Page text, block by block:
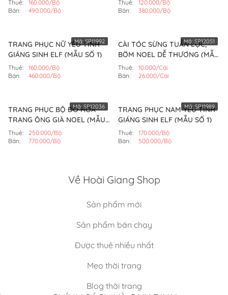
Thuê:
160.000/Bộ
Bán:
490.000/Bộ
Thuê:
120.000/Bộ
Bán:
380.000/Bộ
TRANG PHỤC NỮ YÊU TINH
GIÁNG SINH ELF (MẪU SỐ 1)
Thuê:
160.000/Bộ
Bán:
460.000/Bộ
Mã:SP11992
CÀI TÓC SỪNG TUẦN LỘC,
BỜM NOEL DỄ THƯƠNG (MẪU
SỐ 1)
Thuê:
10.000/Cái
Bán:
26.000/Cái
Mã: SP12051
TRANG PHỤC BỘ ĐỒ HÓA
TRANG ÔNG GIÀ NOEL (MẪU
SỐ 2)
Thuê:
250.000/Bộ
Bán:
770.000/Bộ
Mã: SP12036
TRANG PHỤC NAM YÊU TINH
GIÁNG SINH ELF (MẪU SỐ 1)
Thuê:
170.000/Bộ
Bán:
500.000/Bộ
Mã: SP11989
Về Hoài Giang Shop
Sản phẩm mới
Sản phẩm bán chạy
Được thuê nhiều nhất
Mẹo thời trang
Blog thời trang